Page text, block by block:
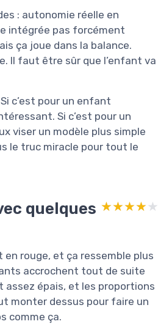
: autonomie réelle en
intégrée pas forcément
ça joue dans la balance.
Il faut être sûr que l’enfant va
c’est pour un enfant
Si c’est pour un
viser un modèle plus simple
le truc miracle pour tout le
quelques ★★★★★
★★★★★
rouge, et ça ressemble plus
accrochent tout de suite
assez épais, et les proportions
monter dessus pour faire un
comme ça.